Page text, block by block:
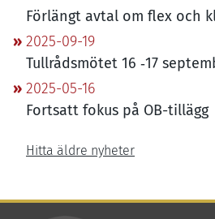
Förlängt avtal om flex och
2025-09-19
Tullrådsmötet 16 ‑17
2025-05-16
Fortsatt fokus på OB-tillägg
Hitta äldre nyheter